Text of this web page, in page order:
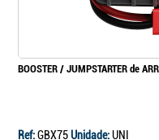
BOOSTER / JUMPSTARTER de
Ref:GBX75Unidade:UNI